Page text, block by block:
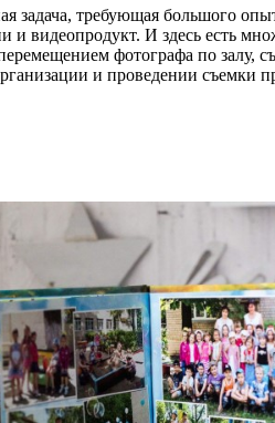
задача, требующая большого
и видеопродукт. И здесь есть
фотографа по залу,
и проведении съемки